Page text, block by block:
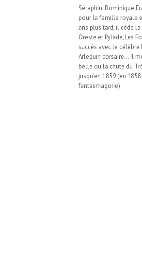
Séraphin, Dominique
pour la famille royale
ans plus tard, il cède
Oreste et Pylade, Les
succès avec le célèbre
Arlequin corsaire... Il
belle ou la chute du
jusqu'en 1859 (en
fantasmagorie).